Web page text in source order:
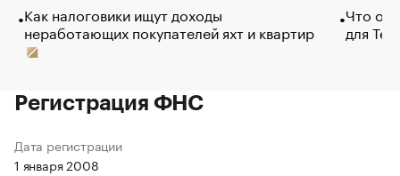
Как налоговики ищут доходы
неработающих покупателей яхт и квартир
Что
для
Регистрация ФНС
Дата регистрации
1 января 2008